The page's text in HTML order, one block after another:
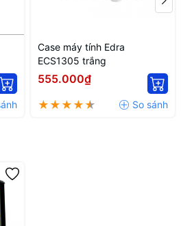
Case máy tính Edra
ECS1305 trắng
555.000₫